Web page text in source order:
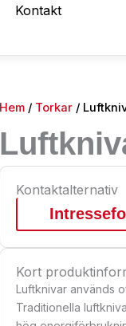
Kontakt
Hem / Torkar /
Kontaktalternativ
Kort
Luftknivar används
Traditionella